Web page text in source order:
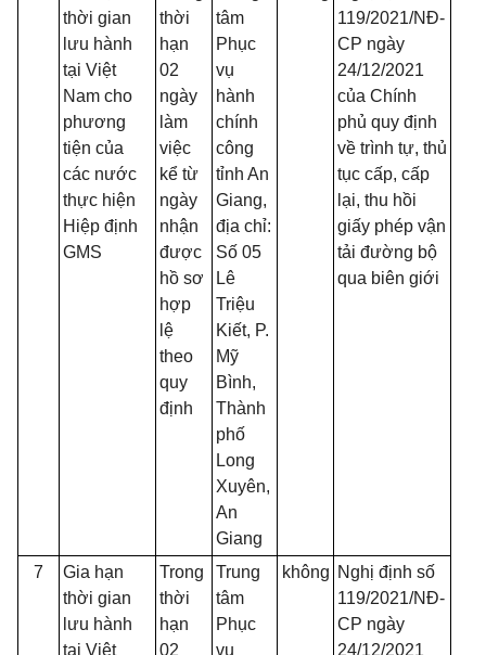
thời gian
lưu hành
tại Việt
Nam cho
phương
tiện của
các nước
thực hiện
Hiệp định
GMS
thời
hạn
02
ngày
làm
việc
kể từ
ngày
nhận
được
hồ sơ
hợp
lệ
theo
quy
định
tâm
Phục
vụ
hành
chính
công
tỉnh An
Giang,
địa chỉ:
Số 05
Lê
Triệu
Kiết, P.
Mỹ
Bình,
Thành
phố
Long
Xuyên,
An
Giang
119/2021/NĐ-
CP ngày
24/12/2021
của Chính
phủ quy định
về trình tự, thủ
tục cấp, cấp
lại, thu hồi
giấy phép vận
tải đường bộ
qua biên giới
7
Gia hạn
thời gian
lưu hành
tại Việt
Trong
thời
hạn
02
Trung
tâm
Phục
vụ
không Nghị định số
119/2021/NĐ-
CP ngày
24/12/2021